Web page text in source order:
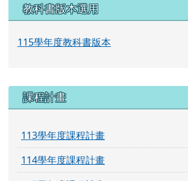
教科書版本選用
115學年度教科書版本
課程計畫
113學年度課程計畫
114學年度課程計畫